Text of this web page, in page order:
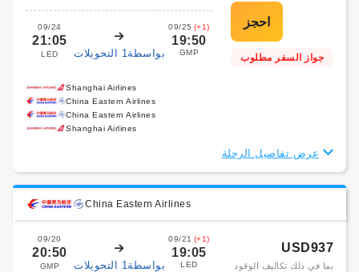
09/24
21:05
LED بواسطة1 التحويلات
09/25 (+1)
19:50
GMP جواز السفر مطلوب
Shanghai Airlines
China Eastern Airlines
China Eastern Airlines
Shanghai Airlines
عرض تفاصيل الرحلة
China Eastern Airlines
09/20
20:50
GMP بواسطة1 التحويلات
09/21 (+1)
19:05
LED
USD937
بما في ذلك تكاليف الوقود